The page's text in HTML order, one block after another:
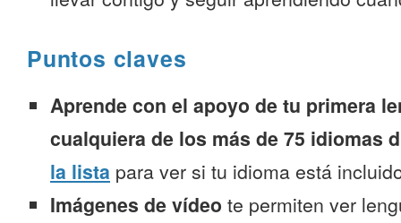
Puntos claves
Aprende con el apoyo de tu primera
cualquiera de los más de 75 idiomas
la lista para ver si tu idioma está
Imágenes de vídeo te permiten ver